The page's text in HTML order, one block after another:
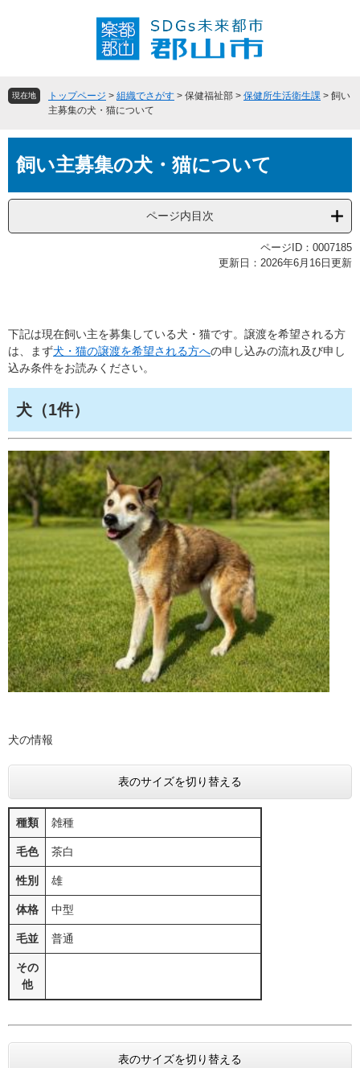
頭
飛
へ
現在地 トップページ > 組織でさがす > 保健福祉部 > 保健所生活衛生課 > 飼い
主募集の犬・猫について
文飼い主募集の犬・猫について
ページ内目次
ページID：0007185
更新日：2026年6月16日更新
下記は現在飼い主を募集している犬・猫です。譲渡を希望される方
は、まず犬・猫の譲渡を希望される方への申し込みの流れ及び申し
込み条件をお読みください。
犬（1件）
​​犬の情報
表のサイズを切り替える
種類 雑種
毛色 茶白
性別 雄
体格 中型
毛並 普通
その
他
表のサイズを切り替える